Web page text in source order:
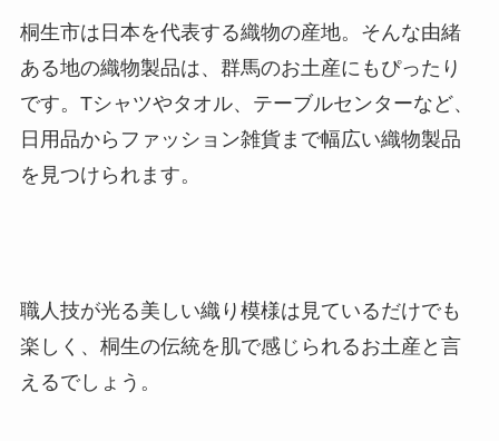
桐生市は日本を代表する織物の産地。そんな由緒
ある地の織物製品は、群馬のお土産にもぴったり
です。Tシャツやタオル、テーブルセンターなど、
日用品からファッション雑貨まで幅広い織物製品
を見つけられます。
職人技が光る美しい織り模様は見ているだけでも
楽しく、桐生の伝統を肌で感じられるお土産と言
えるでしょう。